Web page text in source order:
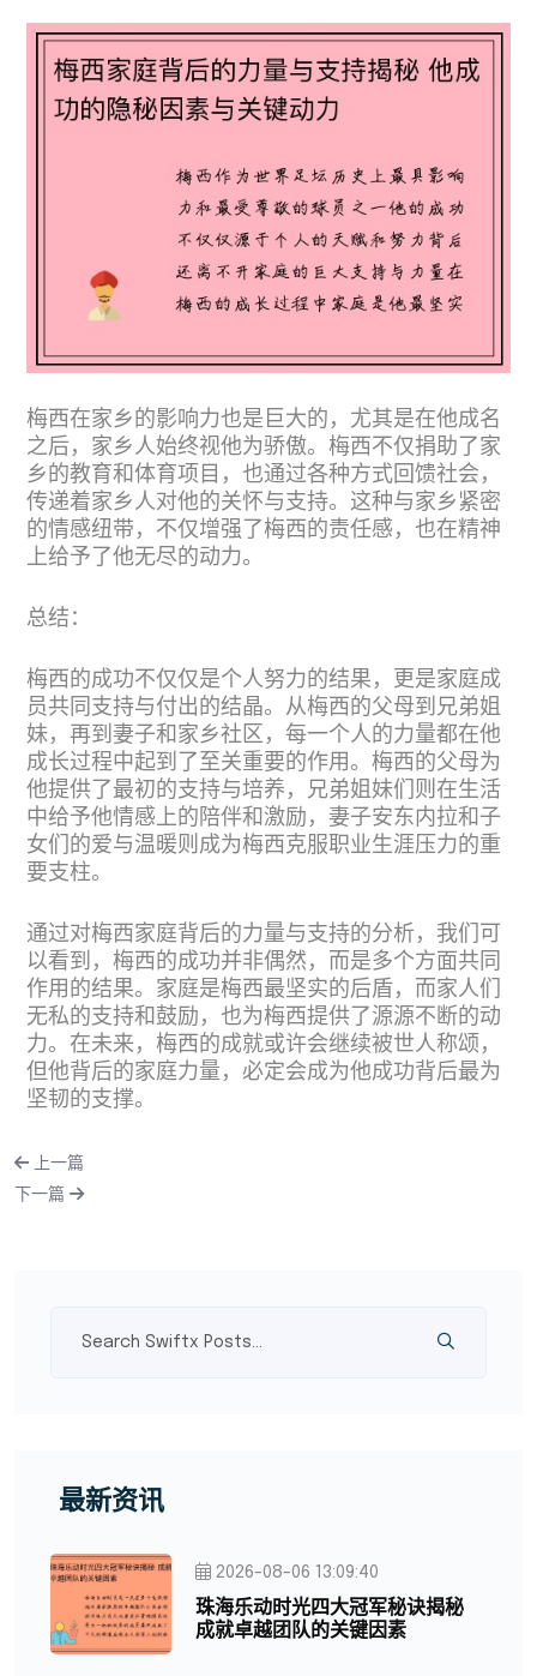
梅西在家乡的影响力也是巨大的，尤其是在他成名
之后，家乡人始终视他为骄傲。梅西不仅捐助了家
乡的教育和体育项目，也通过各种方式回馈社会，
传递着家乡人对他的关怀与支持。这种与家乡紧密
的情感纽带，不仅增强了梅西的责任感，也在精神
上给予了他无尽的动力。
总结：
梅西的成功不仅仅是个人努力的结果，更是家庭成
员共同支持与付出的结晶。从梅西的父母到兄弟姐
妹，再到妻子和家乡社区，每一个人的力量都在他
成长过程中起到了至关重要的作用。梅西的父母为
他提供了最初的支持与培养，兄弟姐妹们则在生活
中给予他情感上的陪伴和激励，妻子安东内拉和子
女们的爱与温暖则成为梅西克服职业生涯压力的重
要支柱。
通过对梅西家庭背后的力量与支持的分析，我们可
以看到，梅西的成功并非偶然，而是多个方面共同
作用的结果。家庭是梅西最坚实的后盾，而家人们
无私的支持和鼓励，也为梅西提供了源源不断的动
力。在未来，梅西的成就或许会继续被世人称颂，
但他背后的家庭力量，必定会成为他成功背后最为
坚韧的支撑。
上一篇
下一篇
最新资讯
2026-08-06 13:09:40
珠海乐动时光四大冠军秘诀揭秘
成就卓越团队的关键因素